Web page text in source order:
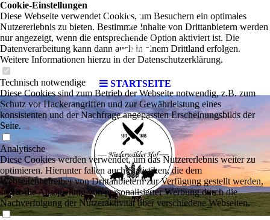
STARTSEITE
Cookie-Einstellungen
Diese Webseite verwendet Cookies, um Besuchern ein optimales
Nutzererlebnis zu bieten. Bestimmte Inhalte von Drittanbietern werden
nur angezeigt, wenn die entsprechende Option aktiviert ist. Die
Datenverarbeitung kann dann auch in einem Drittland erfolgen.
Weitere Informationen hierzu in der Datenschutzerklärung.
Technisch notwendige
Diese Cookies sind zum Betrieb der Webseite notwendig, z.B. zum
Schutz vor Hackerangriffen und zur Gewährleistung eines
konsistenten und der Nachfrage angepassten Erscheinungsbilds der
Seite.
Analytische
Diese Cookies werden verwendet, um das Nutzererlebnis weiter zu
optimieren. Hierunter fallen auch Statistiken, die dem
Webseitenbetreiber von Drittanbietern zur Verfügung gestellt werden,
sowie die Ausspielung von personalisierter Werbung durch die
Nachverfolgung der Nutzeraktivität über verschiedene Webseiten.